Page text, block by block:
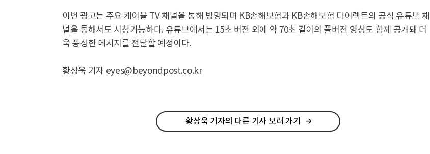
이번 광고는 주요 케이블 TV 채널을 통해 방영되며 KB손해보험과 KB손해보험 다이렉트의 공식 유튜브 채
널을 통해서도 시청가능하다. 유튜브에서는 15초 버전 외에 약 70초 길이의 풀버전 영상도 함께 공개돼 더
욱 풍성한 메시지를 전달할 예정이다.
황상욱 기자 eyes@beyondpost.co.kr
황상욱 기자의 다른 기사 보러 가기